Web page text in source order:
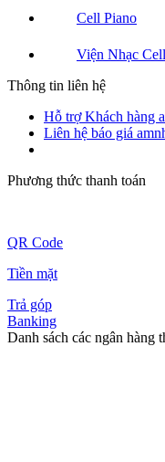
Cell Piano
Viện Nhạc Cell
Thông tin liên hệ
Hỗ trợ Khách hàng
Liên hệ báo giá
Phương thức thanh toán
QR Code
Tiền mặt
Trả góp
Banking
Danh sách các ngân hàng